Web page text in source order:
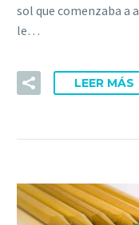
sol que comenzaba a
le…
LEER MÁS